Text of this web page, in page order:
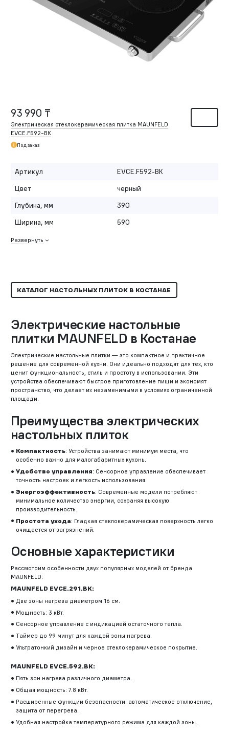
93 990 ₸
Электрическая стеклокерамическая плитка MAUNFELD
EVCE.F592-BK
Под заказ
Артикул
EVCE.F592-BK
Цвет
черный
Глубина, мм
390
Ширина, мм
590
Развернуть
КАТАЛОГ НАСТОЛЬНЫХ ПЛИТОК В КОСТАНАЕ
Электрические настольные
плитки MAUNFELD в Костанае
Электрические настольные плитки — это компактное и практичное
решение для современной кухни. Они идеально подходят для тех, кто
ценит функциональность, стиль и простоту в использовании. Эти
устройства обеспечивают быстрое приготовление пищи и экономят
пространство, что делает их незаменимыми в условиях ограниченной
площади.
Преимущества электрических
настольных плиток
Компактность: Устройства занимают минимум места, что
особенно важно для малогабаритных кухонь.
Удобство управления: Сенсорное управление обеспечивает
точность настроек и легкость использования.
Энергоэффективность: Современные модели потребляют
минимальное количество энергии, сохраняя высокую
производительность.
Простота ухода: Гладкая стеклокерамическая поверхность легко
очищается от загрязнений.
Основные характеристики
Рассмотрим особенности двух популярных моделей от бренда
MAUNFELD:
MAUNFELD EVCE.291.BK:
Две зоны нагрева диаметром 16 см.
Мощность: 3 кВт.
Сенсорное управление с индикацией остаточного тепла.
Таймер до 99 минут для каждой зоны нагрева.
Ультратонкий дизайн и черное стеклокерамическое покрытие.
MAUNFELD EVCE.592.BK:
Пять зон нагрева различного диаметра.
Общая мощность: 7.8 кВт.
Расширенные функции безопасности: автоматическое отключение,
защита от перегрева.
Удобная настройка температурного режима для каждой зоны.